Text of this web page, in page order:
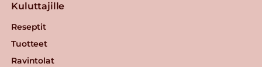
Kuluttajille
Reseptit
Tuotteet
Ravintolat